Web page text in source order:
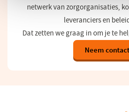
netwerk van zorgorganisaties,
leveranciers en
Dat zetten we graag in om je te
Neem